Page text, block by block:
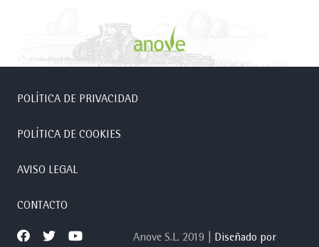
POLÍTICA DE PRIVACIDAD
POLÍTICA DE COOKIES
AVISO LEGAL
CONTACTO
Anove S.L. 2019 | Diseñado por